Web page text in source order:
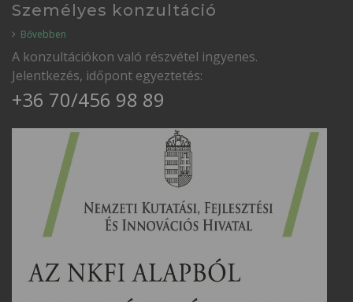
Személyes konzultáció
Bővebben
A konzultációkon való részvétel ingyenes.
Jelentkezés, időpont egyeztetés:
+36 70/456 98 89